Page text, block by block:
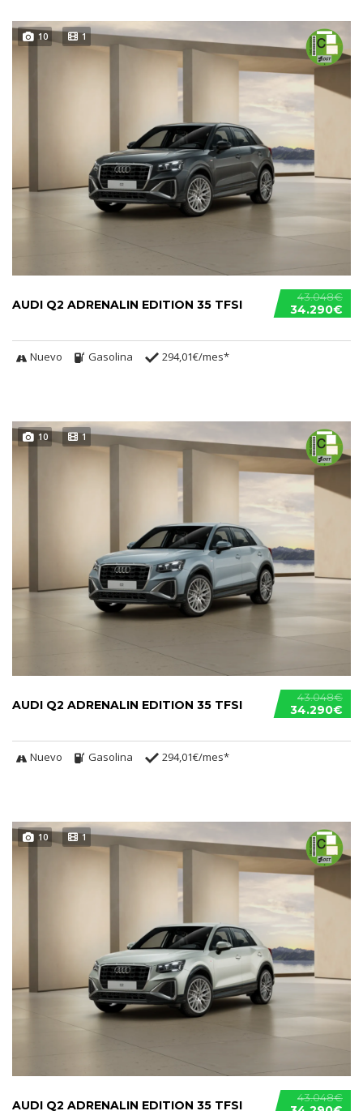
10 1
43.048€
34.290€
AUDI Q2 ADRENALIN EDITION 35 TFSI
Nuevo Gasolina 294,01€/mes*
10 1
43.048€
34.290€
AUDI Q2 ADRENALIN EDITION 35 TFSI
Nuevo Gasolina 294,01€/mes*
10 1
43.048€
AUDI Q2 ADRENALIN EDITION 35 TFSI